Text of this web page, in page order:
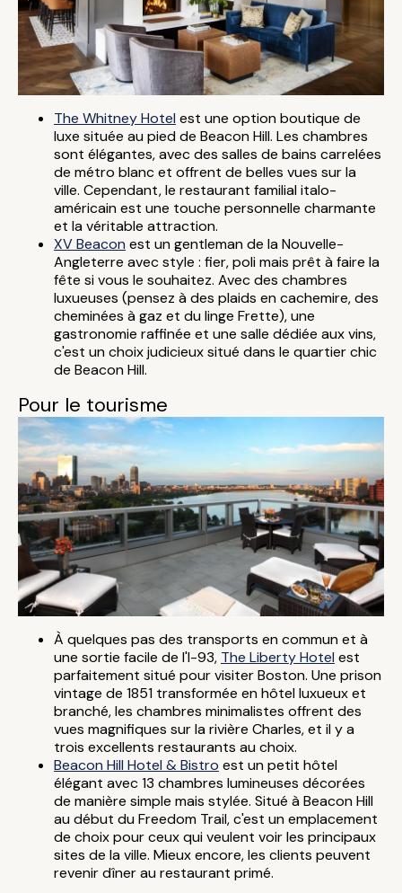
The Whitney Hotel est une option boutique de
luxe située au pied de Beacon Hill. Les chambres
sont élégantes, avec des salles de bains carrelées
de métro blanc et offrent de belles vues sur la
ville. Cependant, le restaurant familial italo-
américain est une touche personnelle charmante
et la véritable attraction.
XV Beacon est un gentleman de la Nouvelle-
Angleterre avec style : fier, poli mais prêt à faire la
fête si vous le souhaitez. Avec des chambres
luxueuses (pensez à des plaids en cachemire, des
cheminées à gaz et du linge Frette), une
gastronomie raffinée et une salle dédiée aux vins,
c'est un choix judicieux situé dans le quartier chic
de Beacon Hill.
Pour le tourisme
À quelques pas des transports en commun et à
une sortie facile de l'I-93, The Liberty Hotel est
parfaitement situé pour visiter Boston. Une prison
vintage de 1851 transformée en hôtel luxueux et
branché, les chambres minimalistes offrent des
vues magnifiques sur la rivière Charles, et il y a
trois excellents restaurants au choix.
Beacon Hill Hotel & Bistro est un petit hôtel
élégant avec 13 chambres lumineuses décorées
de manière simple mais stylée. Situé à Beacon Hill
au début du Freedom Trail, c'est un emplacement
de choix pour ceux qui veulent voir les principaux
sites de la ville. Mieux encore, les clients peuvent
revenir dîner au restaurant primé.